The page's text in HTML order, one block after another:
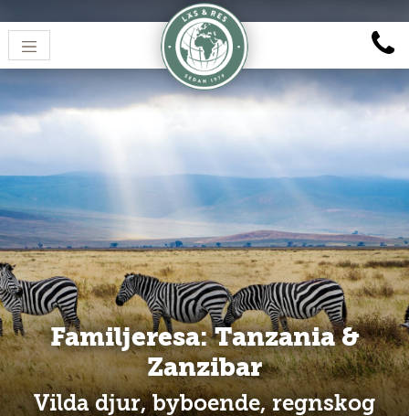
Familjeresa: Tanzania &
Zanzibar
Vilda djur, byboende, regnskog